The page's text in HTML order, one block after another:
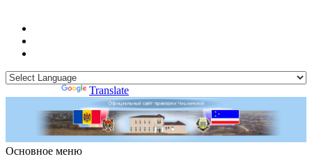
Translate
Основное меню